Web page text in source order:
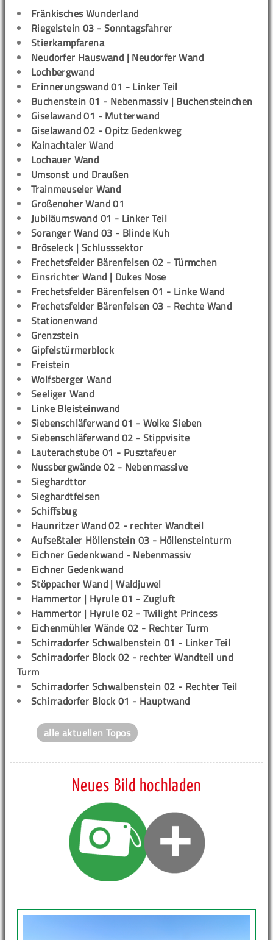
Fränkisches Wunderland
Riegelstein 03 - Sonntagsfahrer
Stierkampfarena
Neudorfer Hauswand | Neudorfer Wand
Lochbergwand
Erinnerungswand 01 - Linker Teil
Buchenstein 01 - Nebenmassiv | Buchensteinchen
Giselawand 01 - Mutterwand
Giselawand 02 - Opitz Gedenkweg
Kainachtaler Wand
Lochauer Wand
Umsonst und Draußen
Trainmeuseler Wand
Großenoher Wand 01
Jubiläumswand 01 - Linker Teil
Soranger Wand 03 - Blinde Kuh
Bröseleck | Schlusssektor
Frechetsfelder Bärenfelsen 02 - Türmchen
Einsrichter Wand | Dukes Nose
Frechetsfelder Bärenfelsen 01 - Linke Wand
Frechetsfelder Bärenfelsen 03 - Rechte Wand
Stationenwand
Grenzstein
Gipfelstürmerblock
Freistein
Wolfsberger Wand
Seeliger Wand
Linke Bleisteinwand
Siebenschläferwand 01 - Wolke Sieben
Siebenschläferwand 02 - Stippvisite
Lauterachstube 01 - Pusztafeuer
Nussbergwände 02 - Nebenmassive
Sieghardttor
Sieghardtfelsen
Schiffsbug
Haunritzer Wand 02 - rechter Wandteil
Aufseßtaler Höllenstein 03 - Höllensteinturm
Eichner Gedenkwand - Nebenmassiv
Eichner Gedenkwand
Stöppacher Wand | Waldjuwel
Hammertor | Hyrule 01 - Zugluft
Hammertor | Hyrule 02 - Twilight Princess
Eichenmühler Wände 02 - Rechter Turm
Schirradorfer Schwalbenstein 01 - Linker Teil
Schirradorfer Block 02 - rechter Wandteil und
Turm
Schirradorfer Schwalbenstein 02 - Rechter Teil
Schirradorfer Block 01 - Hauptwand
alle aktuellen Topos
Neues Bild hochladen